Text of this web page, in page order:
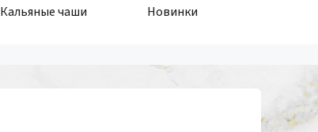
Кальяные чаши Новинки